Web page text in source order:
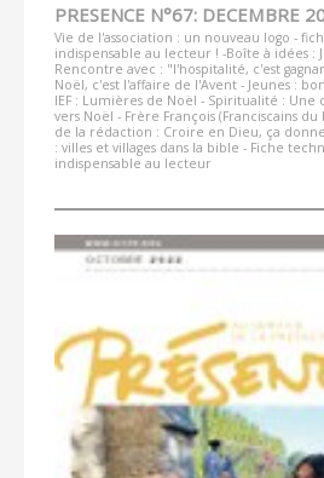
PRESENCE N°67: DECEMBRE
Vie de l'association : un nouveau logo -
indispensable au lecteur ! -Boîte à idées :
Rencontre avec : "l'hospitalité, c'est
Noël, c'est l'affaire de l'Avent - Jeunes :
IEF : Lumières de Noël - Spiritualité :
vers Noël - Frère François (Franciscains
de la rédaction : Croire en Dieu, ça
: villes et villages dans la bible - Fiche
indispensable au lecteur